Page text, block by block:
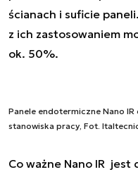
ścianach i suficie
z ich zastosowaniem
ok. 50%.
Panele endotermiczne Nano IR
stanowiska pracy, Fot.
Co ważne Nano IR